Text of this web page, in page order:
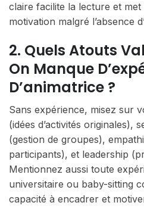
claire facilite la lecture et
motivation malgré l’absence
2. Quels Atouts
On Manque
D’animatrice ?
Sans expérience, misez sur
(idées d’activités originales),
(gestion de groupes),
participants), et leadership
Mentionnez aussi toute
universitaire ou baby-sitting
capacité à encadrer et